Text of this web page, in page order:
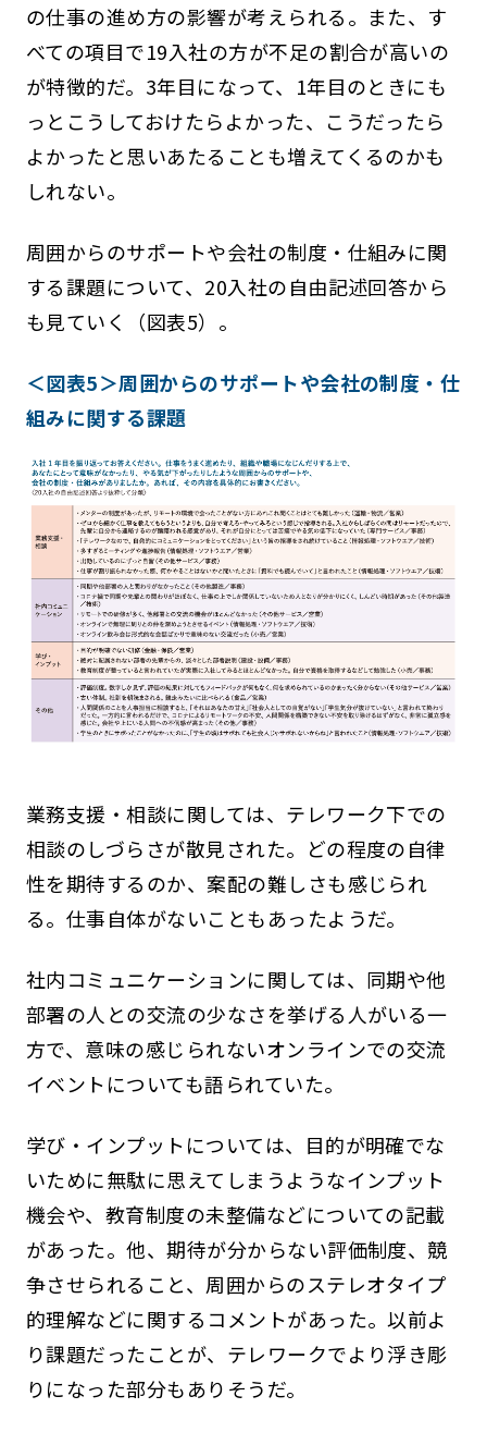
の仕事の進め方の影響が考えられる。また、す
べての項目で19入社の方が不足の割合が高いの
が特徴的だ。3年目になって、1年目のときにも
っとこうしておけたらよかった、こうだったら
よかったと思いあたることも増えてくるのかも
しれない。
周囲からのサポートや会社の制度・仕組みに関
する課題について、20入社の自由記述回答から
も見ていく（図表5）。
＜図表5＞周囲からのサポートや会社の制度・仕
組みに関する課題
業務支援・相談に関しては、テレワーク下での
相談のしづらさが散見された。どの程度の自律
性を期待するのか、案配の難しさも感じられ
る。仕事自体がないこともあったようだ。
社内コミュニケーションに関しては、同期や他
部署の人との交流の少なさを挙げる人がいる一
方で、意味の感じられないオンラインでの交流
イベントについても語られていた。
学び・インプットについては、目的が明確でな
いために無駄に思えてしまうようなインプット
機会や、教育制度の未整備などについての記載
があった。他、期待が分からない評価制度、競
争させられること、周囲からのステレオタイプ
的理解などに関するコメントがあった。以前よ
り課題だったことが、テレワークでより浮き彫
りになった部分もありそうだ。